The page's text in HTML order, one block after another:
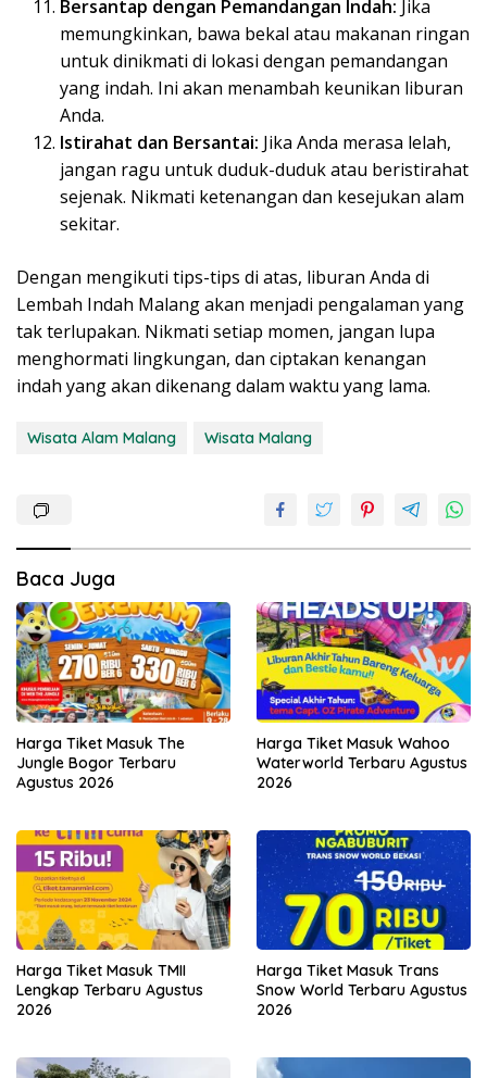
Bersantap dengan Pemandangan Indah: Jika
memungkinkan, bawa bekal atau makanan ringan
untuk dinikmati di lokasi dengan pemandangan
yang indah. Ini akan menambah keunikan liburan
Anda.
Istirahat dan Bersantai: Jika Anda merasa lelah,
jangan ragu untuk duduk-duduk atau beristirahat
sejenak. Nikmati ketenangan dan kesejukan alam
sekitar.
Dengan mengikuti tips-tips di atas, liburan Anda di
Lembah Indah Malang akan menjadi pengalaman yang
tak terlupakan. Nikmati setiap momen, jangan lupa
menghormati lingkungan, dan ciptakan kenangan
indah yang akan dikenang dalam waktu yang lama.
Wisata Alam Malang Wisata Malang
Baca Juga
Harga Tiket Masuk The
Jungle Bogor Terbaru
Agustus 2026
Harga Tiket Masuk Wahoo
Waterworld Terbaru Agustus
2026
Harga Tiket Masuk TMII
Lengkap Terbaru Agustus
2026
Harga Tiket Masuk Trans
Snow World Terbaru Agustus
2026